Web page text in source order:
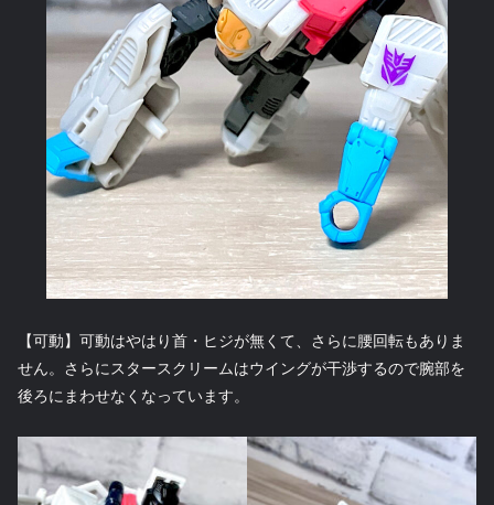
【可動】可動はやはり首・ヒジが無くて、さらに腰回転もありま
せん。さらにスタースクリームはウイングが干渉するので腕部を
後ろにまわせなくなっています。